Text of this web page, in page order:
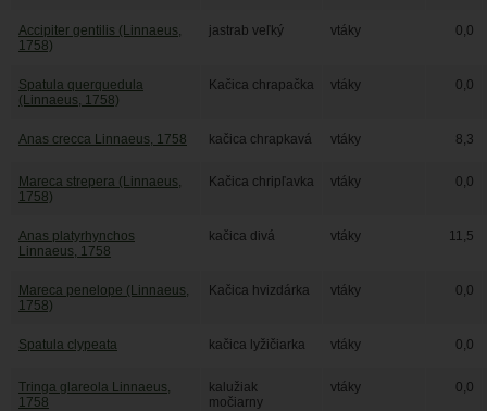
Accipiter gentilis (Linnaeus,
1758)
jastrab veľký vtáky 0,0
Spatula querquedula
(Linnaeus, 1758)
Kačica chrapačka vtáky 0,0
Anas crecca Linnaeus, 1758 kačica chrapkavá vtáky 8,3
Mareca strepera (Linnaeus,
1758)
Kačica chripľavka vtáky 0,0
Anas platyrhynchos
Linnaeus, 1758
kačica divá vtáky 11,5
Mareca penelope (Linnaeus,
1758)
Kačica hvizdárka vtáky 0,0
Spatula clypeata kačica lyžičiarka vtáky 0,0
Tringa glareola Linnaeus,
1758
kalužiak
močiarny
vtáky 0,0